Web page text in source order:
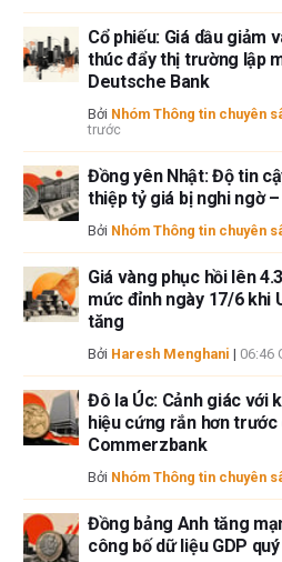
Cổ phiếu: Giá dầu giảm
thúc đẩy thị trường lập
Deutsche Bank
Bởi Nhóm Thông tin chuyên
trước
Đồng yên Nhật: Độ tin
thiệp tỷ giá bị nghi ngờ –
Bởi Nhóm Thông tin chuyên
Giá vàng phục hồi lên
mức đỉnh ngày 17/6 khi
tăng
Bởi Haresh Menghani | 06:46
Đô la Úc: Cảnh giác với
hiệu cứng rắn hơn trước
Commerzbank
Bởi Nhóm Thông tin chuyên
Đồng bảng Anh tăng
công bố dữ liệu GDP